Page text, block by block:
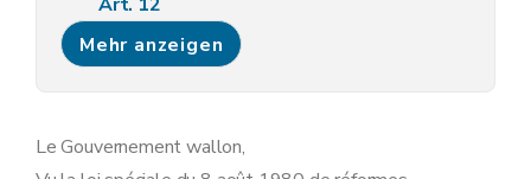
Art. 13
Art. 14
Section 3 Modification du Code wallon du Patrimoine
Art. 16
Dispositions finales
Mehr anzeigen
Le Gouvernement wallon,